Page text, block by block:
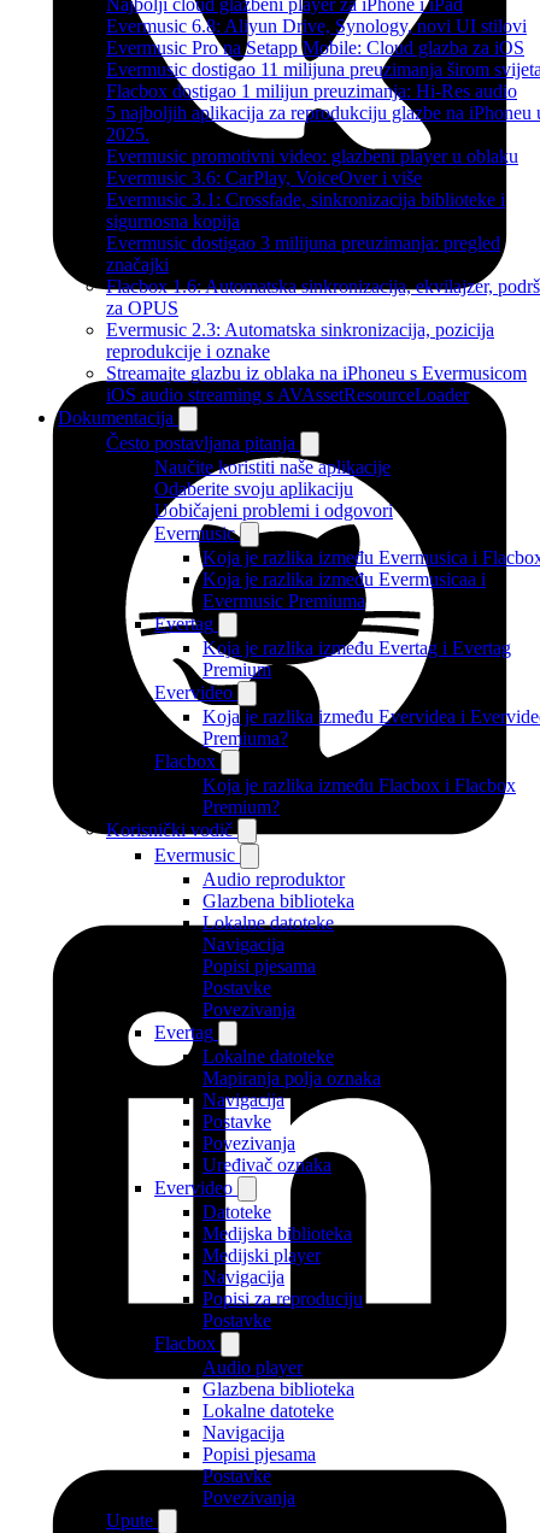
Najbolji cloud glazbeni player za iPhone i iPad
Evermusic 6.8: Aliyun Drive, Synology, novi UI stilovi
Evermusic Pro na Setapp Mobile: Cloud glazba za iOS
Evermusic dostigao 11 milijuna preuzimanja širom
Flacbox dostigao 1 milijun preuzimanja: Hi-Res audio
5 najboljih aplikacija za reprodukciju glazbe na iPhoneu
2025.
Evermusic promotivni video: glazbeni player u oblaku
Evermusic 3.6: CarPlay, VoiceOver i više
Evermusic 3.1: Crossfade, sinkronizacija biblioteke i
sigurnosna kopija
Evermusic dostigao 3 milijuna preuzimanja: pregled
značajki
Flacbox 1.6: Automatska sinkronizacija, ekvilajzer,
za OPUS
Evermusic 2.3: Automatska sinkronizacija, pozicija
reprodukcije i oznake
Streamajte glazbu iz oblaka na iPhoneu s Evermusicom
iOS audio streaming s AVAssetResourceLoader
Dokumentacija
Često postavljana pitanja
Naučite koristiti naše aplikacije
Odaberite svoju aplikaciju
Uobičajeni problemi i odgovori
Evermusic
Koja je razlika između Evermusica i
Koja je razlika između Evermusicaa i
Evermusic Premiuma
Evertag
Koja je razlika između Evertag i Evertag
Premium
Evervideo
Koja je razlika između Evervidea i
Premiuma?
Flacbox
Koja je razlika između Flacbox i Flacbox
Premium?
Korisnički vodič
Evermusic
Audio reproduktor
Glazbena biblioteka
Lokalne datoteke
Navigacija
Popisi pjesama
Postavke
Povezivanja
Evertag
Lokalne datoteke
Mapiranja polja oznaka
Navigacija
Postavke
Povezivanja
Uređivač oznaka
Evervideo
Datoteke
Medijska biblioteka
Medijski player
Navigacija
Popisi za reproduciju
Postavke
Flacbox
Audio player
Glazbena biblioteka
Lokalne datoteke
Navigacija
Popisi pjesama
Postavke
Povezivanja
Upute